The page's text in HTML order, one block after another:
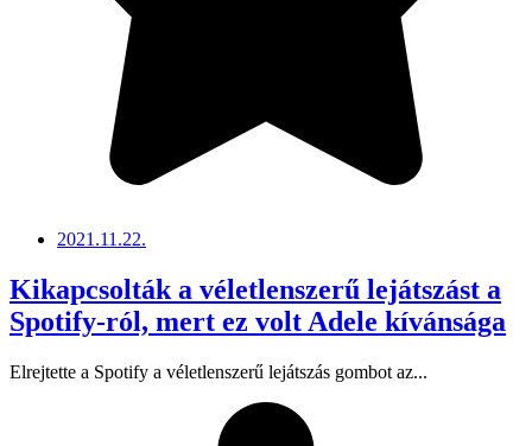
2021.11.22.
Kikapcsolták a véletlenszerű lejátszást a
Spotify-ról, mert ez volt Adele kívánsága
Elrejtette a Spotify a véletlenszerű lejátszás gombot az...